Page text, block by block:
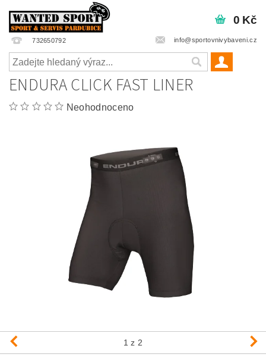
732650792 info@sportovnivybaveni.cz
0 Kč
ENDURA CLICK FAST LINER
Neohodnoceno
1 z 2